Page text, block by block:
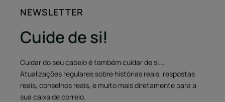
NEWSLETTER
Cuide de si!
Cuidar do seu cabelo é também cuidar de si...
Atualizações regulares sobre histórias reais, respostas
reais, conselhos reais, e muito mais diretamente para a
sua caixa de correio.